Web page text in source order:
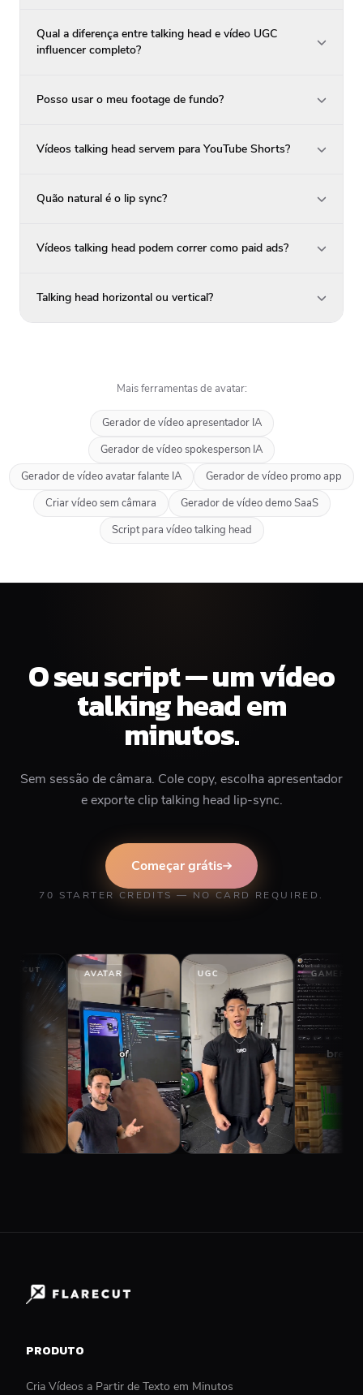
Qual a diferença entre talking head e vídeo UGC
influencer completo?
Posso usar o meu footage de fundo?
Vídeos talking head servem para YouTube Shorts?
Quão natural é o lip sync?
Vídeos talking head podem correr como paid ads?
Talking head horizontal ou vertical?
Mais ferramentas de avatar:
Gerador de vídeo apresentador IA
Gerador de vídeo spokesperson IA
Gerador de vídeo avatar falante IA
Gerador de vídeo promo app
Criar vídeo sem câmara
Gerador de vídeo demo SaaS
Script para vídeo talking head
O seu script — um vídeo
talking head em
minutos.
Sem sessão de câmara. Cole copy, escolha apresentador
e exporte clip talking head lip-sync.
Começar grátis
70 STARTER CREDITS — NO CARD REQUIRED.
AVATAR UGC GAMEPLAY
PRODUTO
Cria Vídeos a Partir de Texto em Minutos